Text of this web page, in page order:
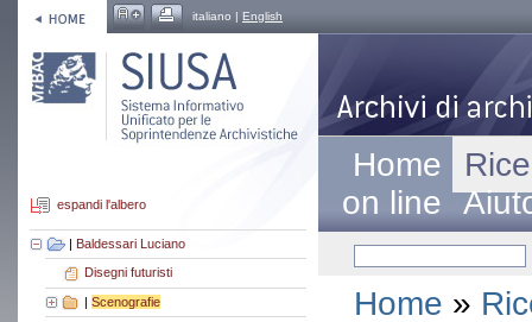
italiano | English
espandi l'albero
| Baldessari Luciano
Disegni futuristi
| Scenografie
Home
on line
Home »